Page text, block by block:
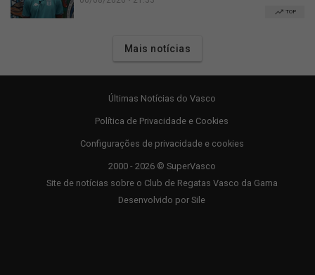
TOP
Mais notícias
Últimas Notícias do Vasco
Política de Privacidade e Cookies
Configurações de privacidade e cookies
2000 - 2026 © SuperVasco
Site de notícias sobre o Club de Regatas Vasco da Gama
Desenvolvido por Sile